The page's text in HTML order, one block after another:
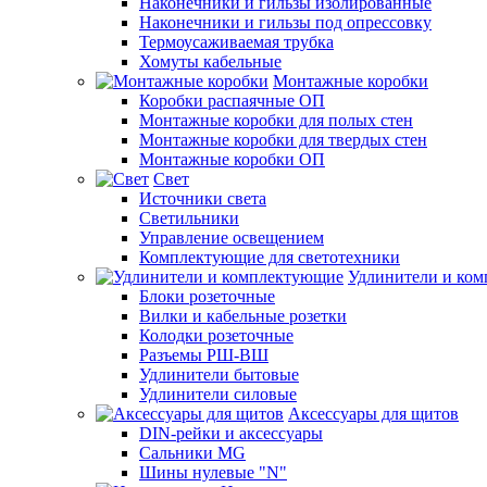
Наконечники и гильзы под опрессовку
Термоусаживаемая трубка
Хомуты кабельные
Монтажные коробки
Коробки распаячные ОП
Монтажные коробки для полых стен
Монтажные коробки для твердых стен
Монтажные коробки ОП
Свет
Источники света
Светильники
Управление освещением
Комплектующие для светотехники
Удлинители и
Блоки розеточные
Вилки и кабельные розетки
Колодки розеточные
Разъемы РШ-ВШ
Удлинители бытовые
Удлинители силовые
Аксессуары для щитов
DIN-рейки и аксессуары
Сальники MG
Шины нулевые "N"